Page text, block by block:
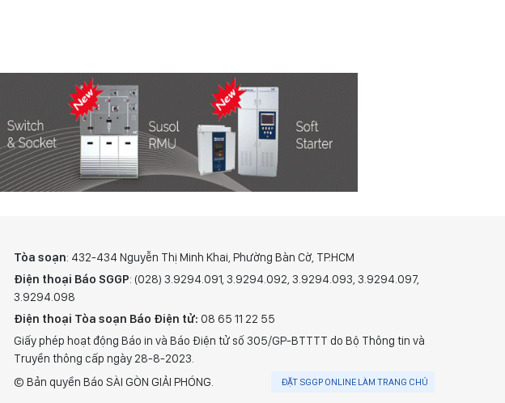
Tòa soạn: 432-434 Nguyễn Thị Minh Khai, Phường Bàn Cờ, TP.HCM
Điện thoại Báo SGGP: (028) 3.9294.091, 3.9294.092, 3.9294.093, 3.9294.097,
3.9294.098
Điện thoại Tòa soạn Báo Điện tử: 08 65 11 22 55
Giấy phép hoạt động Báo in và Báo Điện tử số 305/GP-BTTTT do Bộ Thông tin và
Truyền thông cấp ngày 28-8-2023.
© Bản quyền Báo SÀI GÒN GIẢI PHÓNG.
ĐẶT SGGP ONLINE LÀM TRANG CHỦ